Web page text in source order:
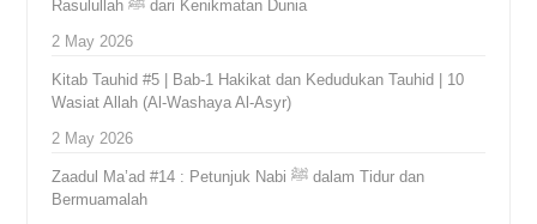
Rasulullah ﷺ dari Kenikmatan Dunia
2 May 2026
Kitab Tauhid #5 | Bab-1 Hakikat dan Kedudukan Tauhid | 10
Wasiat Allah (Al-Washaya Al-Asyr)
2 May 2026
Zaadul Ma’ad #14 : Petunjuk Nabi ﷺ dalam Tidur dan
Bermuamalah